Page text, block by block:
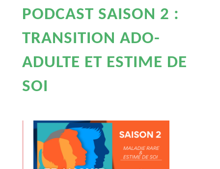
PODCAST SAISON 2 :
TRANSITION ADO-
ADULTE ET ESTIME DE
SOI